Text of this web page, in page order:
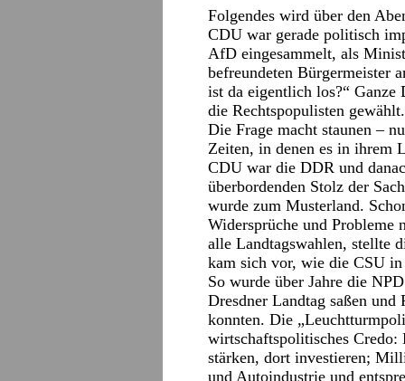
Folgendes wird über den
CDU war gerade politisch
AfD eingesammelt, als
befreundeten Bürgermeister
ist da eigentlich los?“
die Rechtspopulisten gewählt.
Die Frage macht staunen –
Zeiten, in denen es in ihrem
CDU war die DDR und
überbordenden Stolz der
wurde zum Musterland.
Widersprüche und Probleme
alle Landtagswahlen, stellte
kam sich vor, wie die CSU
So wurde über Jahre die
Dresdner Landtag saßen und
konnten. Die
wirtschaftspolitisches
stärken, dort investieren;
und Autoindustrie und